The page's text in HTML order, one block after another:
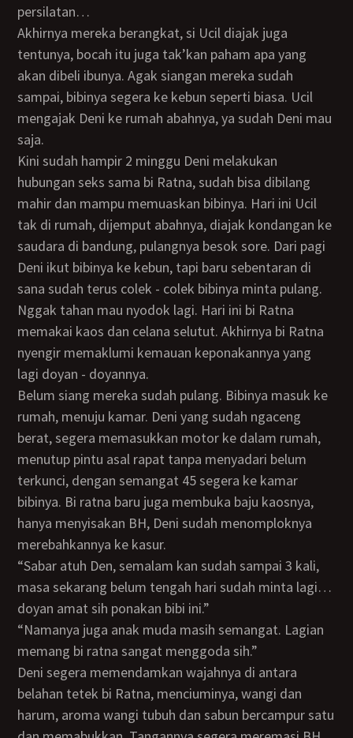
persilatan…
Akhirnya mereka berangkat, si Ucil diajak juga
tentunya, bocah itu juga tak’kan paham apa yang
akan dibeli ibunya. Agak siangan mereka sudah
sampai, bibinya segera ke kebun seperti biasa. Ucil
mengajak Deni ke rumah abahnya, ya sudah Deni mau
saja.
Kini sudah hampir 2 minggu Deni melakukan
hubungan seks sama bi Ratna, sudah bisa dibilang
mahir dan mampu memuaskan bibinya. Hari ini Ucil
tak di rumah, dijemput abahnya, diajak kondangan ke
saudara di bandung, pulangnya besok sore. Dari pagi
Deni ikut bibinya ke kebun, tapi baru sebentaran di
sana sudah terus colek - colek bibinya minta pulang.
Nggak tahan mau nyodok lagi. Hari ini bi Ratna
memakai kaos dan celana selutut. Akhirnya bi Ratna
nyengir memaklumi kemauan keponakannya yang
lagi doyan - doyannya.
belum siang mereka sudah pulang. Bibinya masuk ke
rumah, menuju kamar. Deni yang sudah ngaceng
berat, segera memasukkan motor ke dalam rumah,
menutup pintu asal rapat tanpa menyadari belum
terkunci, dengan semangat 45 segera ke kamar
bibinya. Bi ratna baru juga membuka baju kaosnya,
hanya menyisakan BH, Deni sudah menomploknya
merebahkannya ke kasur.
“Sabar atuh Den, semalam kan sudah sampai 3 kali,
masa sekarang belum tengah hari sudah minta lagi…
doyan amat sih ponakan bibi ini.”
“Namanya juga anak muda masih semangat. Lagian
memang bi ratna sangat menggoda sih.”
Deni segera memendamkan wajahnya di antara
belahan tetek bi Ratna, menciuminya, wangi dan
harum, aroma wangi tubuh dan sabun bercampur satu